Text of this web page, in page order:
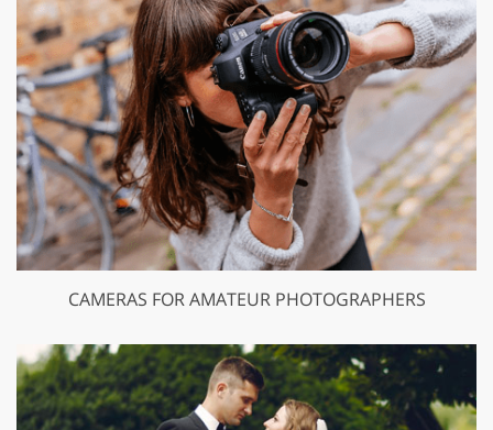
CAMERAS FOR AMATEUR PHOTOGRAPHERS